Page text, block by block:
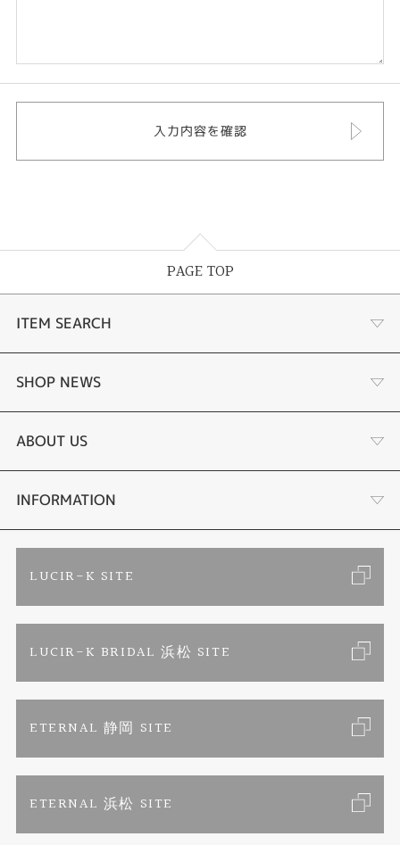
PAGE TOP
ITEM SEARCH
婚約指輪
結婚指輪
セットリング
エタニティリング
婚約ネックレス
真珠ネックレス
SHOP NEWS
商品一覧
ブランドリスト
トピックス
リフォーム
ABOUT US
店舗情報・会社概要
お問い合わせ
INFORMATION
特定商取引に関する表記
LUCIR-K SITE
LUCIR-K BRIDAL 浜松 SITE
ETERNAL 静岡 SITE
ETERNAL 浜松 SITE